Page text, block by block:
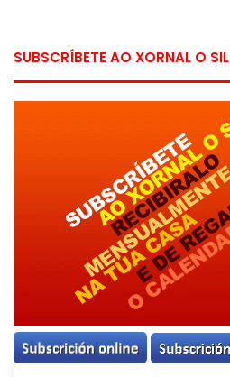
SUBSCRÍBETE AO XORNAL O SIL